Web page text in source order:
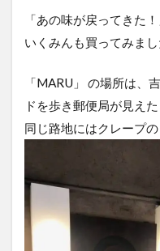
「あの味が戻ってきた
いくみんも買ってみまし
「MARU」 の場所は、
ドを歩き郵便局が見え
同じ路地にはクレープの